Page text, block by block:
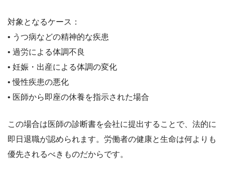
対象となるケース：
• うつ病などの精神的な疾患
• 過労による体調不良
• 妊娠・出産による体調の変化
• 慢性疾患の悪化
• 医師から即座の休養を指示された場合
この場合は医師の診断書を会社に提出することで、法的に
即日退職が認められます。労働者の健康と生命は何よりも
優先されるべきものだからです。